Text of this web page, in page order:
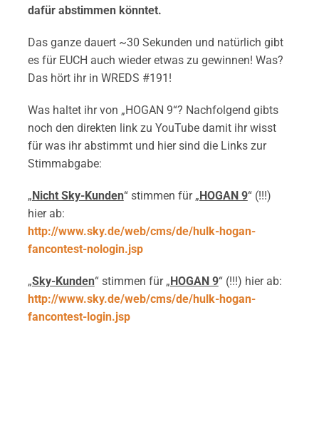
dafür abstimmen könntet.
Das ganze dauert ~30 Sekunden und natürlich gibt
es für EUCH auch wieder etwas zu gewinnen! Was?
Das hört ihr in WREDS #191!
Was haltet ihr von „HOGAN 9“? Nachfolgend gibts
noch den direkten link zu YouTube damit ihr wisst
für was ihr abstimmt und hier sind die Links zur
Stimmabgabe:
„Nicht Sky-Kunden“ stimmen für „HOGAN 9“ (!!!)
hier ab:
http://www.sky.de/web/cms/de/hulk-hogan-
fancontest-nologin.jsp
„Sky-Kunden“ stimmen für „HOGAN 9“ (!!!) hier ab:
http://www.sky.de/web/cms/de/hulk-hogan-
fancontest-login.jsp